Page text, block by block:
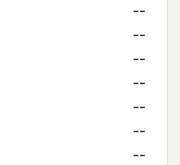
--
--
--
--
--
--
--